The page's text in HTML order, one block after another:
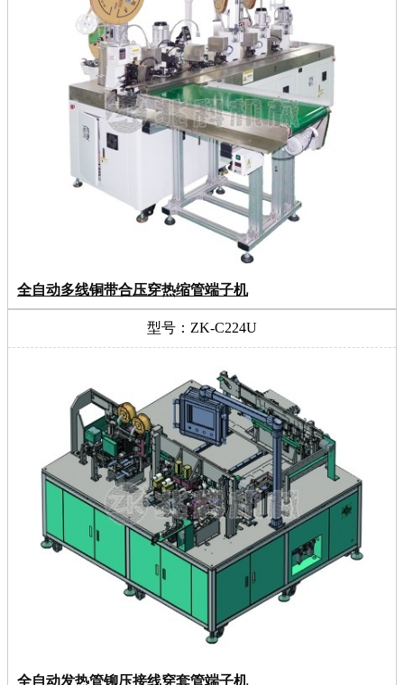
全自动多线铜带合压穿热缩管端子机
型号：ZK-C224U
全自动发热管铆压接线穿套管端子机